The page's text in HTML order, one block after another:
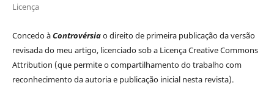
Licença
Concedo àControvérsiao direito de primeira publicação da versão
revisada do meu artigo, licenciado sob a Licença Creative Commons
Attribution (que permite o compartilhamento do trabalho com
reconhecimento da autoria e publicação inicial nesta revista).